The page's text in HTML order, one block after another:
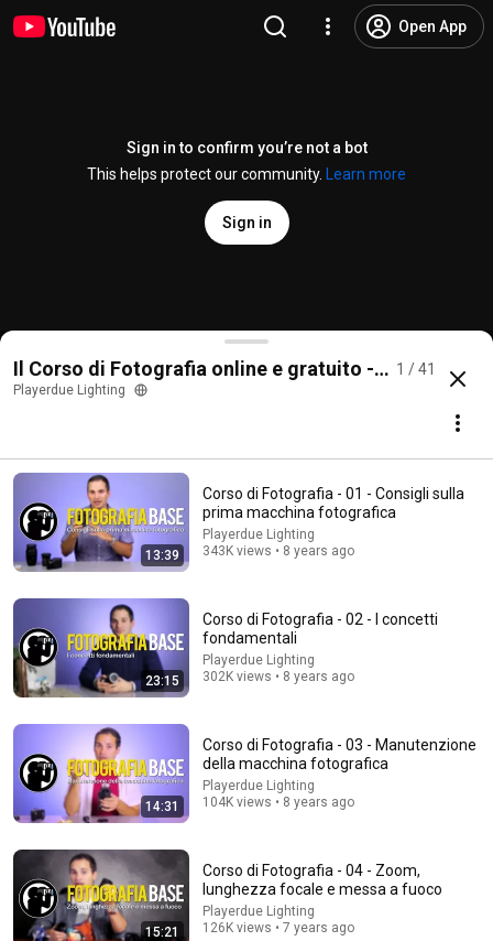
Open App
Sign in to confirm you’re not a bot
This helps protect our community.
Learn more
Sign in
Corso di Fotografia - 10 - Bilanciamento del Bianco
@Playerdue 1.4K likes
Comments
Comment...
Corso di Fotografia - 11 - Bilanciamento del Bianco -
parte 2
Playerdue Lighting 148K views
Il Corso di Fotografia online e gratuito - PlayerDue
1 / 41
Playerdue Lighting
13:39
Corso di Fotografia - 01 - Consigli sulla
prima macchina fotografica
Playerdue Lighting
343K views • 8 years ago
23:15
Corso di Fotografia - 02 - I concetti
fondamentali
Playerdue Lighting
302K views • 8 years ago
14:31
Corso di Fotografia - 03 - Manutenzione
della macchina fotografica
Playerdue Lighting
104K views • 8 years ago
15:21
Corso di Fotografia - 04 - Zoom,
lunghezza focale e messa a fuoco
Playerdue Lighting
126K views • 7 years ago